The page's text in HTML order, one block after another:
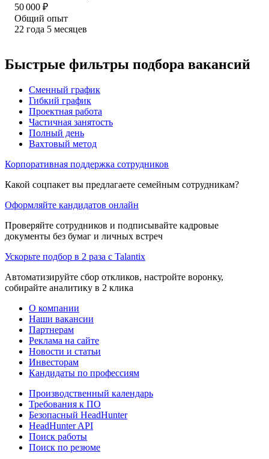
50 000 ₽
Общий опыт
22 года 5 месяцев
Быстрые фильтры подбора вакансий
Сменный график
Гибкий график
Проектная работа
Частичная занятость
Полный день
Вахтовый метод
Корпоративная поддержка сотрудников
Какой соцпакет вы предлагаете семейным сотрудникам?
Оформляйте кандидатов онлайн
Проверяйте сотрудников и подписывайте кадровые
документы без бумаг и личных встреч
Ускорьте подбор в 2 раза с Talantix
Автоматизируйте сбор откликов, настройте воронку,
собирайте аналитику в 2 клика
О компании
Наши вакансии
Партнерам
Реклама на сайте
Новости и статьи
Инвесторам
Кандидаты по профессиям
Производственный календарь
Требования к ПО
Безопасный HeadHunter
HeadHunter API
Поиск работы
Поиск по резюме